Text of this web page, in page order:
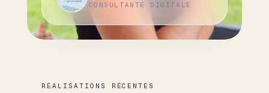
CONSULTANTE DIGITALE
RÉALISATIONS RÉCENTES